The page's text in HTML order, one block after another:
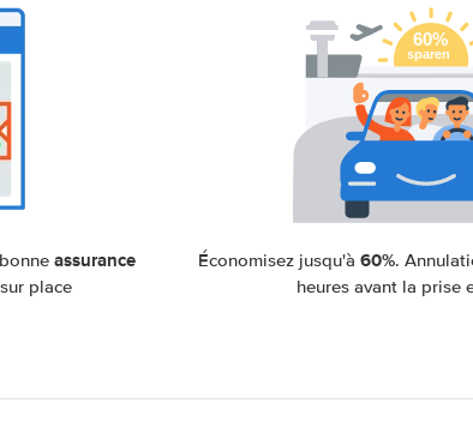
assurance
place
Économisez jusqu'à60%.
heures avant la prise